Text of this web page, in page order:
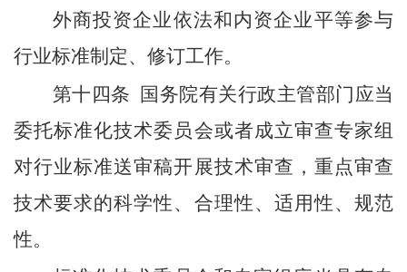
外商投资企业依法和内资企业平等参与
行业标准制定、修订工作。
第十四条
国务院有关行政主管部门应当
委托标准化技术委员会或者成立审查专家组
对行业标准送审稿开展技术审查，重点审查
技术要求的科学性、合理性、适用性、规范
性。